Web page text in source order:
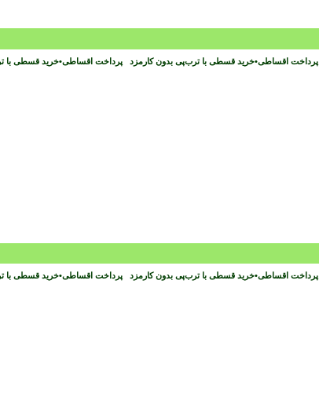
پرداخت اقساطی•خرید قسطی با ترب‌پی بدون کارمزد پرداخت اقساطی•خرید قسطی با
پرداخت اقساطی•خرید قسطی با ترب‌پی بدون کارمزد پرداخت اقساطی•خرید قسطی با